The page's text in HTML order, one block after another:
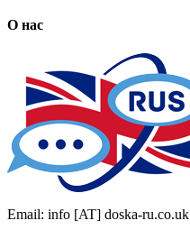
О нас
Email: info [AT] doska-ru.co.uk